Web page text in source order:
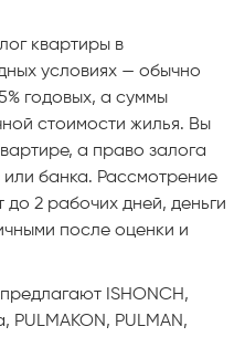
квартиры в
условиях — обычно
годовых, а суммы
стоимости жилья. Вы
а право залога
банка. Рассмотрение
до 2 рабочих дней, деньги
после оценки и
ISHONCH,
PULMAKON, PULMAN,